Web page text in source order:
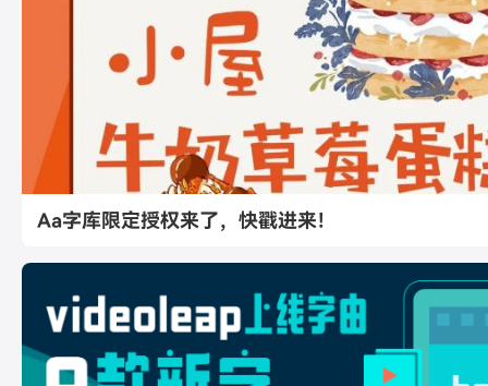
Aa字库限定授权来了，快戳进来！